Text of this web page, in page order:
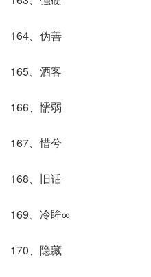
164、伪善
165、酒客
166、懦弱
167、惜兮
168、旧话
169、冷眸∞
170、隐藏